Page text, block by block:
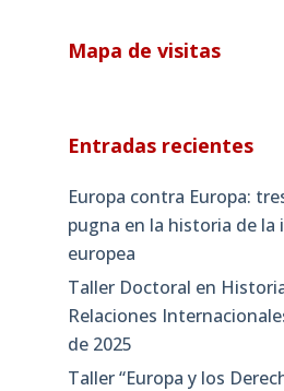
Mapa de visitas
Entradas recientes
Europa contra Europa:
pugna en la historia de la
europea
Taller Doctoral en
Relaciones
de 2025
Taller “Europa y los